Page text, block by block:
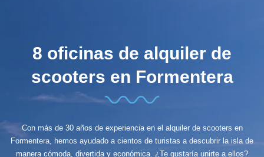
8 oficinas de alquiler de
scooters en Formentera
Con más de 30 años de experiencia en el alquiler de scooters en
Formentera, hemos ayudado a cientos de turistas a descubrir la isla de
manera cómoda, divertida y económica. ¿Te gustaría unirte a ellos?